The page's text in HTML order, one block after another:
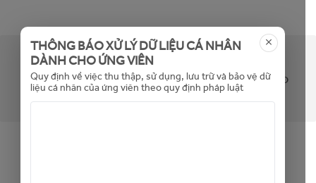
Tin không khả dụng (hoặc đã hết hạn). Mời bạn
xem các tin tuyển dụng khác bằng cách bấm vào
đây
THÔNG BÁO XỬ LÝ DỮ LIỆU CÁ NHÂN
DÀNH CHO ỨNG VIÊN
Quy định về việc thu thập, sử dụng, lưu trữ và bảo vệ dữ
liệu cá nhân của ứng viên theo quy định pháp luật